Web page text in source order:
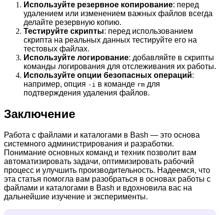
Используйте резервное копирование: перед
удалением или изменением важных файлов всегда
делайте резервную копию.
Тестируйте скрипты: перед использованием
скрипта на реальных данных тестируйте его на
тестовых файлах.
Используйте логирование: добавляйте в скрипты
команды логирования для отслеживания их работы.
Используйте опции безопасных операций:
например, опция -i в команде rm для
подтверждения удаления файлов.
Заключение
Работа с файлами и каталогами в Bash — это основа
системного администрирования и разработки.
Понимание основных команд и техник позволит вам
автоматизировать задачи, оптимизировать рабочий
процесс и улучшить производительность. Надеемся, что
эта статья помогла вам разобраться в основах работы с
файлами и каталогами в Bash и вдохновила вас на
дальнейшие изучение и эксперименты.